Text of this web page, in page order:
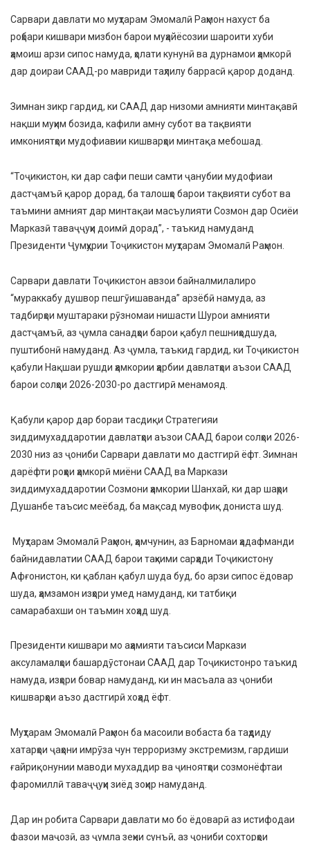
Сарвари давлати мо муҳтарам Эмомалӣ Раҳмон нахуст ба
роҳбари кишвари мизбон барои муҳайёсозии шароити хуби
ҳамоиш арзи сипос намуда, ҳолати кунунӣ ва дурнамои ҳамкорӣ
дар доираи СААД-ро мавриди таҳлилу баррасӣ қарор доданд.
Зимнан зикр гардид, ки СААД дар низоми амнияти минтақавӣ
нақши муҳим бозида, кафили амну субот ва тақвияти
имкониятҳои мудофиавии кишварҳои минтақа мебошад.
“Тоҷикистон, ки дар сафи пеши самти ҷанубии мудофиаи
дастҷамъӣ қарор дорад, ба талошҳо барои тақвияти субот ва
таъмини амният дар минтақаи масъулияти Созмон дар Осиёи
Марказӣ таваҷҷуҳи доимӣ дорад”, - таъкид намуданд
Президенти Ҷумҳурии Тоҷикистон муҳтарам Эмомалӣ Раҳмон.
Сарвари давлати Тоҷикистон авзои байналмилалиро
“мураккабу душвор пешгӯишаванда” арзёбӣ намуда, аз
тадбирҳои муштараки рӯзномаи нишасти Шурои амнияти
дастҷамъӣ, аз ҷумла санадҳои барои қабул пешниҳодшуда,
пуштибонӣ намуданд. Аз ҷумла, таъкид гардид, ки Тоҷикистон
қабули Нақшаи рушди ҳамкории ҳарбии давлатҳои аъзои СААД
барои солҳои 2026-2030-ро дастгирӣ менамояд.
Қабули қарор дар бораи тасдиқи Стратегияи
зиддимухаддаротии давлатҳои аъзои СААД барои солҳои 2026-
2030 низ аз ҷониби Сарвари давлати мо дастгирӣ ёфт. Зимнан
дарёфти роҳҳои ҳамкорӣ миёни СААД ва Маркази
зиддимухаддаротии Созмони ҳамкории Шанхай, ки дар шаҳри
Душанбе таъсис меёбад, ба мақсад мувофиқ дониста шуд.
Муҳтарам Эмомалӣ Раҳмон, ҳамчунин, аз Барномаи ҳадафманди
байнидавлатии СААД барои таҳкими сарҳади Тоҷикистону
Афғонистон, ки қаблан қабул шуда буд, бо арзи сипос ёдовар
шуда, ҳамзамон изҳори умед намуданд, ки татбиқи
самарабахши он таъмин хоҳад шуд.
Президенти кишвари мо аҳамияти таъсиси Маркази
аксуламалҳои башардӯстонаи СААД дар Тоҷикистонро таъкид
намуда, изҳори бовар намуданд, ки ин масъала аз ҷониби
кишварҳои аъзо дастгирӣ хоҳад ёфт.
Муҳтарам Эмомалӣ Раҳмон ба масоили вобаста ба таҳдиду
хатарҳои ҷаҳони имрӯза чун терроризму экстремизм, гардиши
ғайриқонунии маводи мухаддир ва ҷиноятҳои созмонёфтаи
фаромиллӣ таваҷҷуҳи зиёд зоҳир намуданд.
Дар ин робита Сарвари давлати мо бо ёдоварӣ аз истифодаи
фазои маҷозӣ, аз ҷумла зеҳни сунъӣ, аз ҷониби сохторҳои